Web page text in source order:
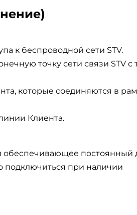
к беспроводной сети STV.
точку сети связи STV с
которые соединяются в
Клиента.
обеспечивающее постоянный
подключиться при наличии